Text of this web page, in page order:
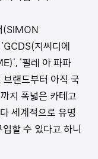
(SIMON
지씨디에
'필레 아 파파
랜드부터 아직 국
지 폭넓은 카테고
세계적으로 유명
할 수 있다고 하니